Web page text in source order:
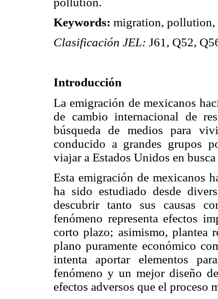
Keywords: migration, pollution,
Clasificación JEL: J61, Q52,
Introducción
La emigración de mexicanos
de cambio internacional de
búsqueda de medios para
conducido a grandes grupos
viajar a Estados Unidos en
Esta emigración de mexicanos
ha sido estudiado desde
descubrir tanto sus causas
fenómeno representa efectos
corto plazo; asimismo, plantea
plano puramente económico
intenta aportar elementos
fenómeno y un mejor diseño
efectos adversos que el proceso